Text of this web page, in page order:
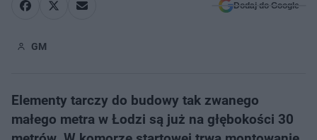
Dodaj do Google
GM
Elementy tarczy do budowy tak zwanego
małego metra w Łodzi są już na głębokości 30